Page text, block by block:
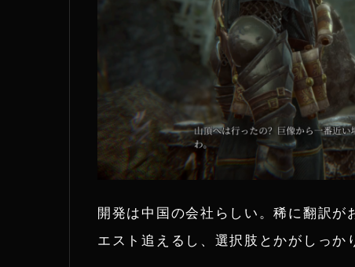
開発は中国の会社らしい。稀に翻訳が
エスト追えるし、選択肢とかがしっか